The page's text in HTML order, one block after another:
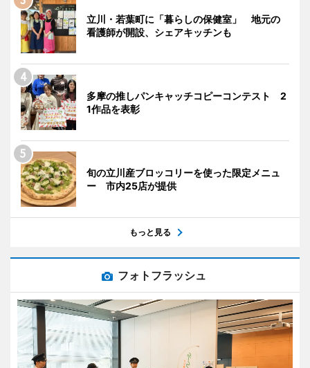
立川・若葉町に「暮らしの保健室」 地元の
看護師が開設、シェアキッチンも
多摩の推しパンキャッチコピーコンテスト 2
1作品を表彰
旬の立川産ブロッコリーを使った限定メニュ
ー 市内25店が提供
もっと見る
フォトフラッシュ